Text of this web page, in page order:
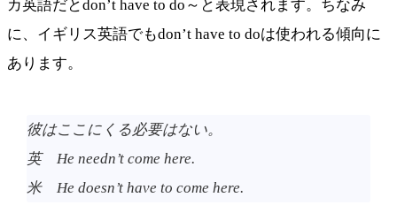
カ英語だとdon’t have to do～と表現されます。ちなみ
に、イギリス英語でもdon’t have to doは使われる傾向に
あります。
彼はここにくる必要はない。
英 He needn’t come here.
米 He doesn’t have to come here.